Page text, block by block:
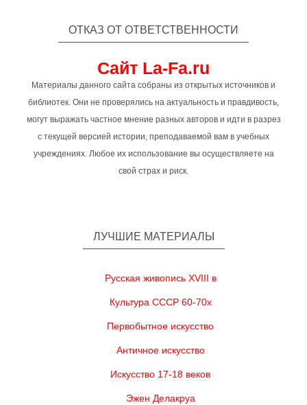
ОТКАЗ ОТ ОТВЕТСТВЕННОСТИ
Сайт La-Fa.ru
Материалы данного сайта собраны из открытых источников и
библиотек. Они не проверялись на актуальность и правдивость,
могут выражать частное мнение разных авторов и идти в разрез
с текущей версией истории, преподаваемой вам в учебных
учреждениях. Любое их использование вы осуществляете на
свой страх и риск.
ЛУЧШИЕ МАТЕРИАЛЫ
Русская живопись XVIII в
Культура СССР 60-70х
Первобытное искусство
Античное искусство
Искусство 17-18 веков
Эжен Делакруа